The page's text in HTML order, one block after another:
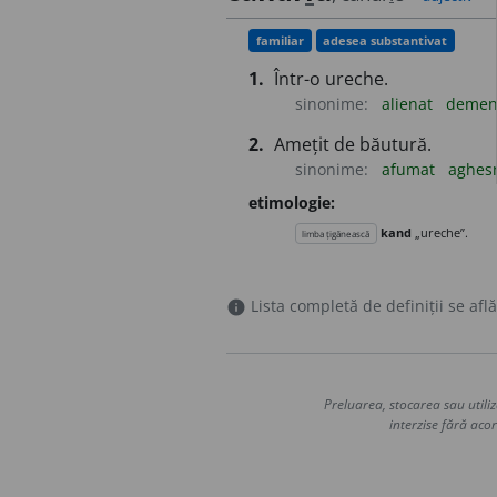
familiar adesea substantivat
1. Într-o ureche.
sinonime: alienat dement
2. Amețit de băutură.
sinonime: afumat
etimologie:
limba țigănească kand „ureche”.
info Lista completă de definiții se
Preluarea, stocarea sau
interzise fără